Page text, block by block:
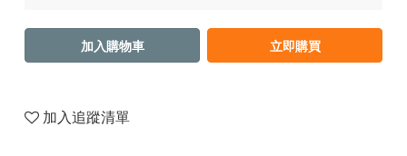
加入購物車 立即購買
加入追蹤清單